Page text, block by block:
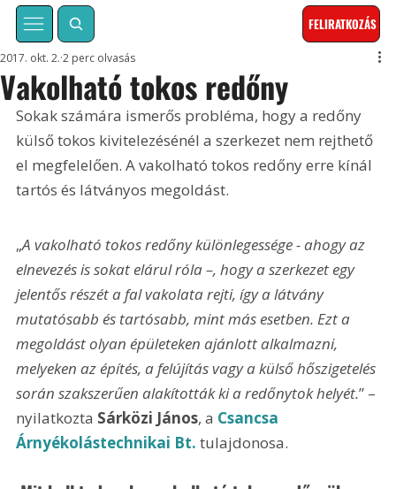
FELIRATKOZÁS
Vakolható tokos redőny
2017. okt. 2. 2 perc olvasás
Sokak számára ismerős probléma, hogy a redőny
külső tokos kivitelezésénél a szerkezet nem rejthető
el megfelelően. A vakolható tokos redőny erre kínál
tartós és látványos megoldást.
„A vakolható tokos redőny különlegessége - ahogy az
elnevezés is sokat elárul róla –, hogy a szerkezet egy
jelentős részét a fal vakolata rejti, így a látvány
mutatósabb és tartósabb, mint más esetben. Ezt a
megoldást olyan épületeken ajánlott alkalmazni,
melyeken az építés, a felújítás vagy a külső hőszigetelés
során szakszerűen alakították ki a redőnytok helyét.” –
nyilatkozta Sárközi János, a Csancsa
Árnyékolástechnikai Bt. tulajdonosa.